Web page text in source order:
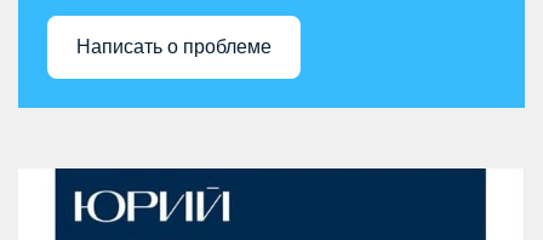
Написать о проблеме